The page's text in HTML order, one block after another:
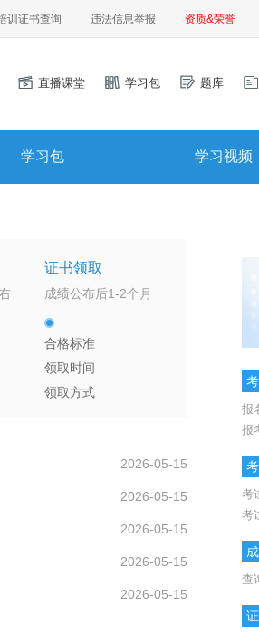
训证书查询 违法信息举报 资质&荣誉
直播课堂 学习包 题库
学习包 学习视频
证书领取
成绩公布后1-2个月
合格标准
领取时间
领取方式
2026-05-15
2026-05-15
2026-05-15
2026-05-15
2026-05-15
报
报
考
考
查